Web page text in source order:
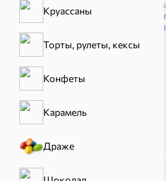
Круассаны
Торты, рулеты, кексы
Конфеты
Карамель
Драже